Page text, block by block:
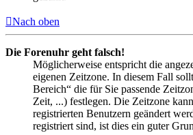
Nach oben
Die Forenuhr geht falsch!
Möglicherweise entspricht die
eigenen Zeitzone. In diesem Fall
Bereich“ die für Sie passende
Zeit, ...) festlegen. Die Zeitzone
registrierten Benutzern geändert
registriert sind, ist dies ein guter